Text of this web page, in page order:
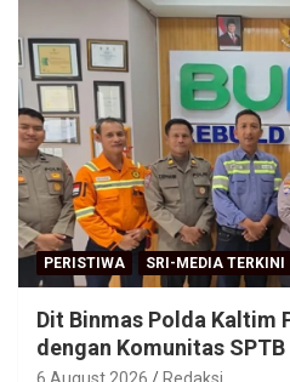
PERISTIWA SRI-MEDIA TERKINI
Dit Binmas Polda Kaltim
dengan Komunitas SPTB
6 August 2026 Redaksi